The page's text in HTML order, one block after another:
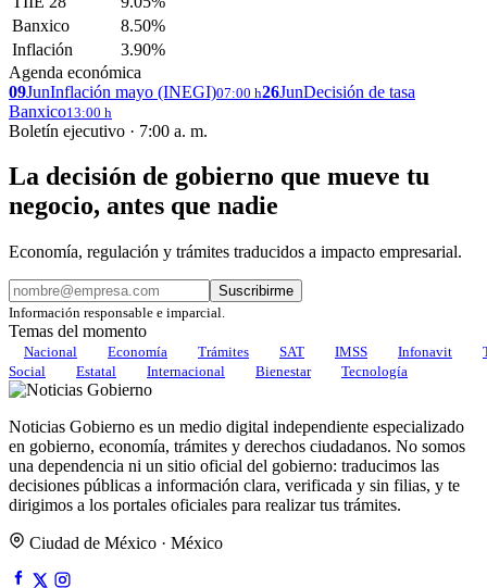
Banxico
8.50%
Inflación
3.90%
Agenda económica
09JunInflación mayo (INEGI)07:00 h26JunDecisión de tasa
Banxico13:00 h
Boletín ejecutivo · 7:00 a. m.
La decisión de gobierno que mueve tu
negocio, antes que nadie
Economía, regulación y trámites traducidos a impacto empresarial.
Suscribirme
Información responsable e imparcial.
Temas del momento
Nacional Economía Trámites SAT IMSS Infonavit
Social
Estatal Internacional Bienestar Tecnología
Noticias Gobierno es un medio digital independiente especializado
en gobierno, economía, trámites y derechos ciudadanos. No somos
una dependencia ni un sitio oficial del gobierno: traducimos las
decisiones públicas a información clara, verificada y sin filias, y te
dirigimos a los portales oficiales para realizar tus trámites.
Ciudad de México · México